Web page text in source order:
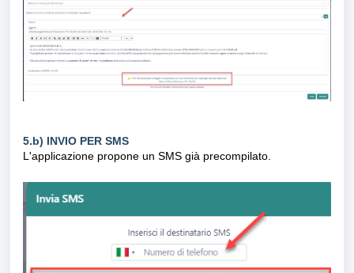
5.b) INVIO PER SMS
L'applicazione propone un SMS già precompilato.